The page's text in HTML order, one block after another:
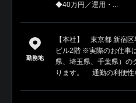
◆40万円／運用・...
勤務地
【本社】 東京都 新宿
ビル2階 ※実際のお仕事
県、埼玉県、千葉県）の
ります。 通勤の利便性